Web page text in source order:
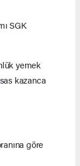
SGK
yemek
kazanca
göre